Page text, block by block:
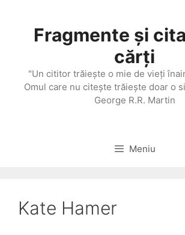
conținutFragmente și
cărți
"Un cititor trăieşte o mie de vieţi
Omul care nu citeşte trăieşte doar o
George R.R. Martin
Meniu
Kate Hamer